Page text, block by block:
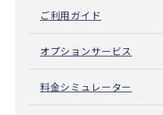
ご利用ガイド
オプションサービス
料金シミュレーター